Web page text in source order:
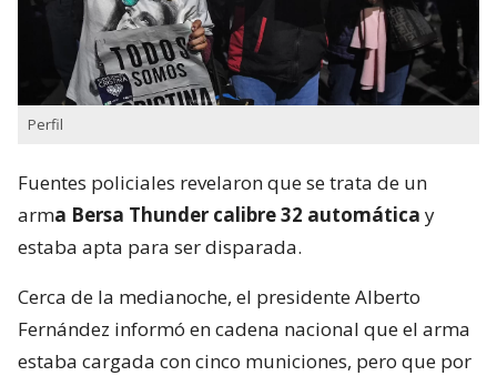
Perfil
Fuentes policiales revelaron que se trata de un
arma Bersa Thunder calibre 32 automática y
estaba apta para ser disparada.
Cerca de la medianoche, el presidente Alberto
Fernández informó en cadena nacional que el arma
estaba cargada con cinco municiones, pero que por